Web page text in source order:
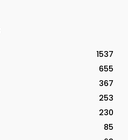
1537
655
367
253
230
85